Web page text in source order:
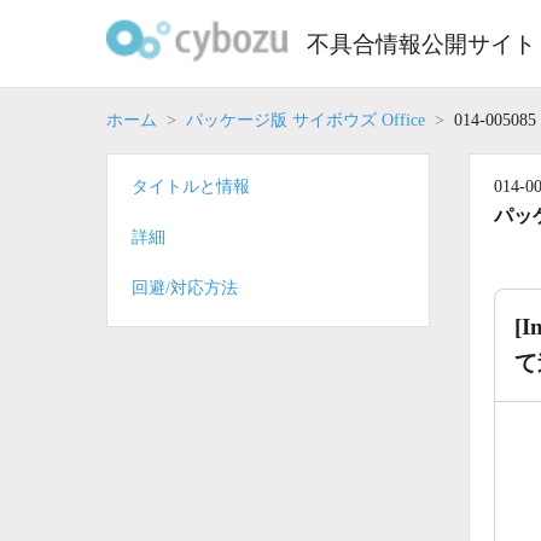
不具合情報公開サイト
ホーム パッケージ版 サイボウズ Office 014-005085
014-
パッ
タイトルと情報
詳細
回避/対応方法